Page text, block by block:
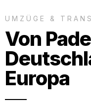
UMZÜGE &
Von
Europa